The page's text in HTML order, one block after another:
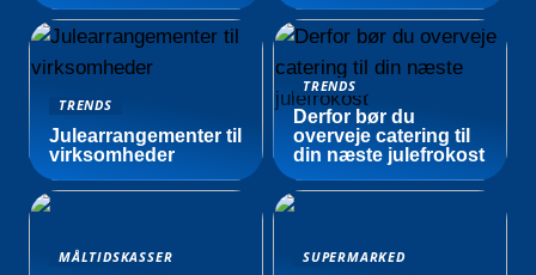
TRENDS
Julearrangementer til
virksomheder
TRENDS
Derfor bør du
overveje catering til
din næste julefrokost
MÅLTIDSKASSER SUPERMARKED